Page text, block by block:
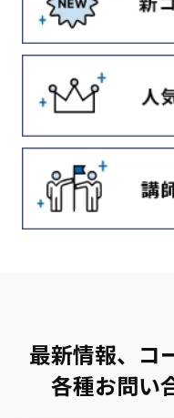
最新情報、コ
各種お問い